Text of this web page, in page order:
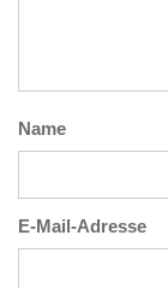
Name
E-Mail-Adresse